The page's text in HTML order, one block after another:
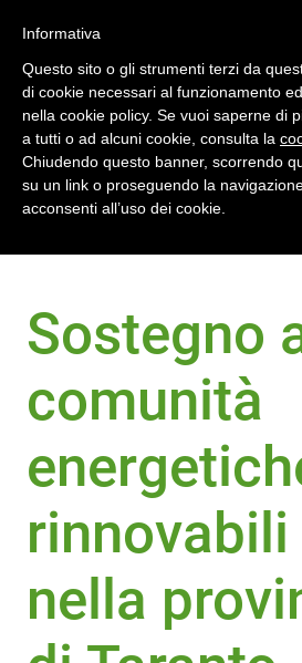
Home Dossier Regioni Puglia
Sostegno alle comunità
Sostegno
comunità
rinnovabili
nella
Informativa
Questo sito o gli strumenti terzi da
di cookie necessari al funzionamento
nella cookie policy. Se vuoi saperne di
a tutti o ad alcuni cookie, consulta la
Chiudendo questo banner, scorrendo
su un link o proseguendo la
acconsenti all’uso dei cookie.